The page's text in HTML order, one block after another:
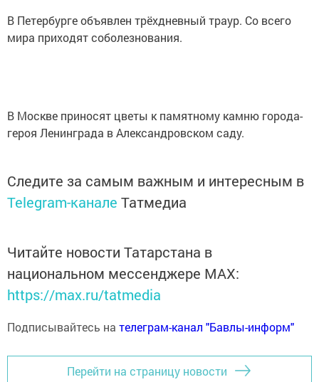
В Петербурге объявлен трёхдневный траур. Со всего
мира приходят соболезнования.
В Москве приносят цветы к памятному камню города-
героя Ленинграда в Александровском саду.
Следите за самым важным и интересным в
Telegram-канале Татмедиа
Читайте новости Татарстана в
национальном мессенджере MАХ:
https://max.ru/tatmedia
Подписывайтесь на телеграм-канал "Бавлы-информ"
Перейти на страницу новости